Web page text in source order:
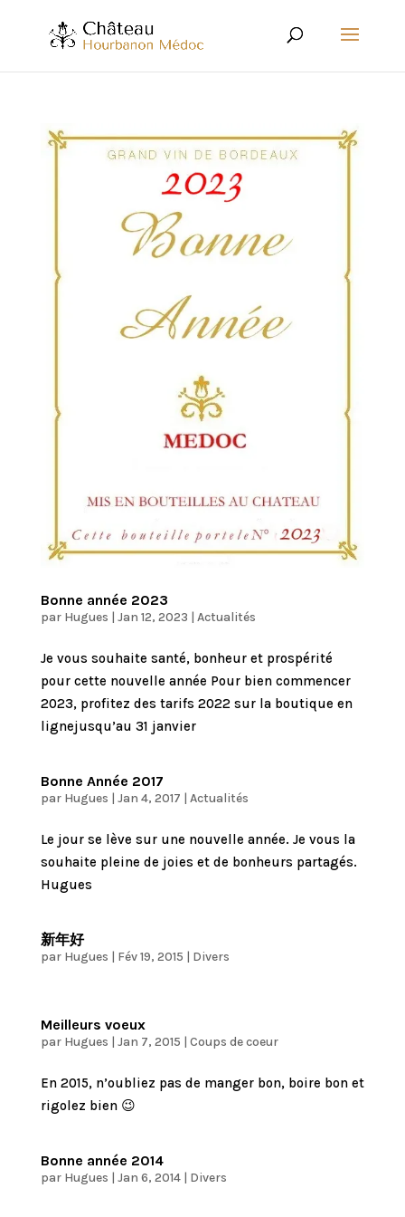
Bonne année 2023
par Hugues | Jan 12, 2023 | Actualités
Je vous souhaite santé, bonheur et prospérité
pour cette nouvelle année Pour bien commencer
2023, profitez des tarifs 2022 sur la boutique en
lignejusqu’au 31 janvier
Bonne Année 2017
par Hugues | Jan 4, 2017 | Actualités
Le jour se lève sur une nouvelle année. Je vous la
souhaite pleine de joies et de bonheurs partagés.
Hugues
新年好
par Hugues | Fév 19, 2015 | Divers
Meilleurs voeux
par Hugues | Jan 7, 2015 | Coups de coeur
En 2015, n’oubliez pas de manger bon, boire bon et
rigolez bien 😉
Bonne année 2014
par Hugues | Jan 6, 2014| Divers